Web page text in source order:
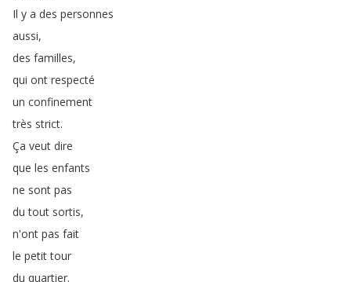
Il y a des personnes
aussi,
des familles,
qui ont respecté
un confinement
très strict.
Ça veut dire
que les enfants
ne sont pas
du tout sortis,
n'ont pas fait
le petit tour
du quartier.